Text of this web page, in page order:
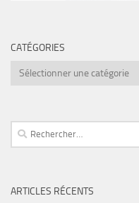
CATÉGORIES
Catégories
Rechercher :
ARTICLES RÉCENTS